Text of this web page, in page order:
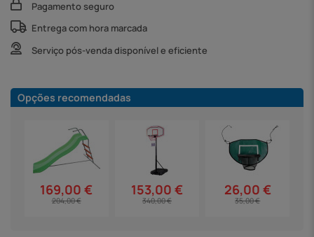
Pagamento seguro
Entrega com hora marcada
Serviço pós-venda disponível e eficiente
Opções recomendadas
169,00 €
204,00 €
153,00 €
340,00 €
26,00 €
35,00 €